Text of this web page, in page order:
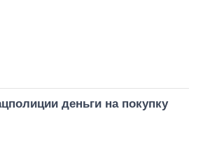
деньги на покупку